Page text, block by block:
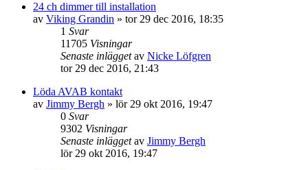
24 ch dimmer till installation
av Viking Grandin » tor 29 dec 2016, 18:35
1 Svar
11705 Visningar
Senaste inläggetav Nicke Löfgren
tor 29 dec 2016, 21:43
Löda AVAB kontakt
av Jimmy Bergh » lör 29 okt 2016, 19:47
0 Svar
9302 Visningar
Senaste inläggetav Jimmy Bergh
lör 29 okt 2016, 19:47